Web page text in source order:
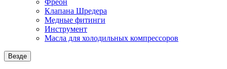
Фреон
Клапана Шредера
Медные фитинги
Инструмент
Масла для холодильных компрессоров
Везде